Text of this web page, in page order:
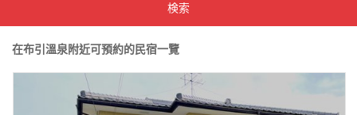
検索
在布引溫泉附近可預約的民宿一覽